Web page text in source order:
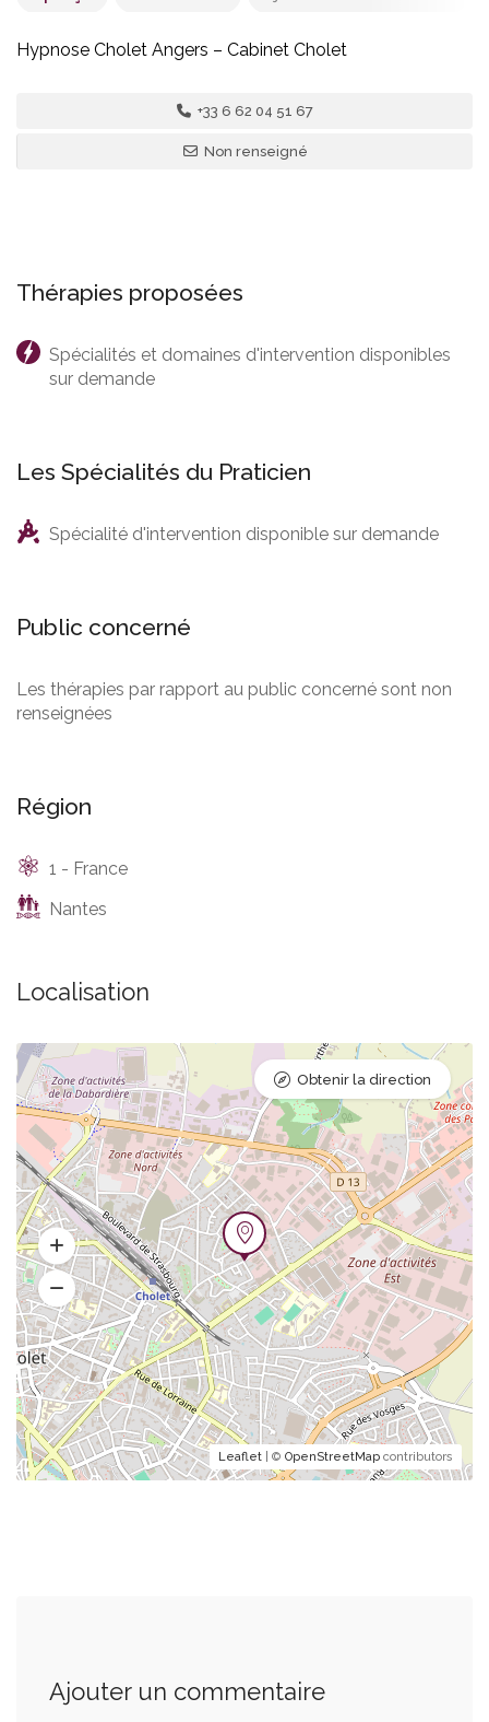
Cabinet Cholet
44 Rue Eugène Delacroix, 49300 Cholet, France
Hypnose Cholet Angers – Cabinet Cholet
+33 6 62 04 51 67
Non renseigné
Thérapies proposées
Spécialités et domaines d'intervention disponibles
sur demande
Les Spécialités du Praticien
Spécialité d'intervention disponible sur demande
Public concerné
Les thérapies par rapport au public concerné sont non
renseignées
Région
1 - France
Nantes
Localisation
Leaflet | © OpenStreetMap contributors
Obtenir la direction
Ajouter un commentaire